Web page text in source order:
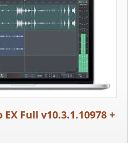
Full v10.3.1.10978 +